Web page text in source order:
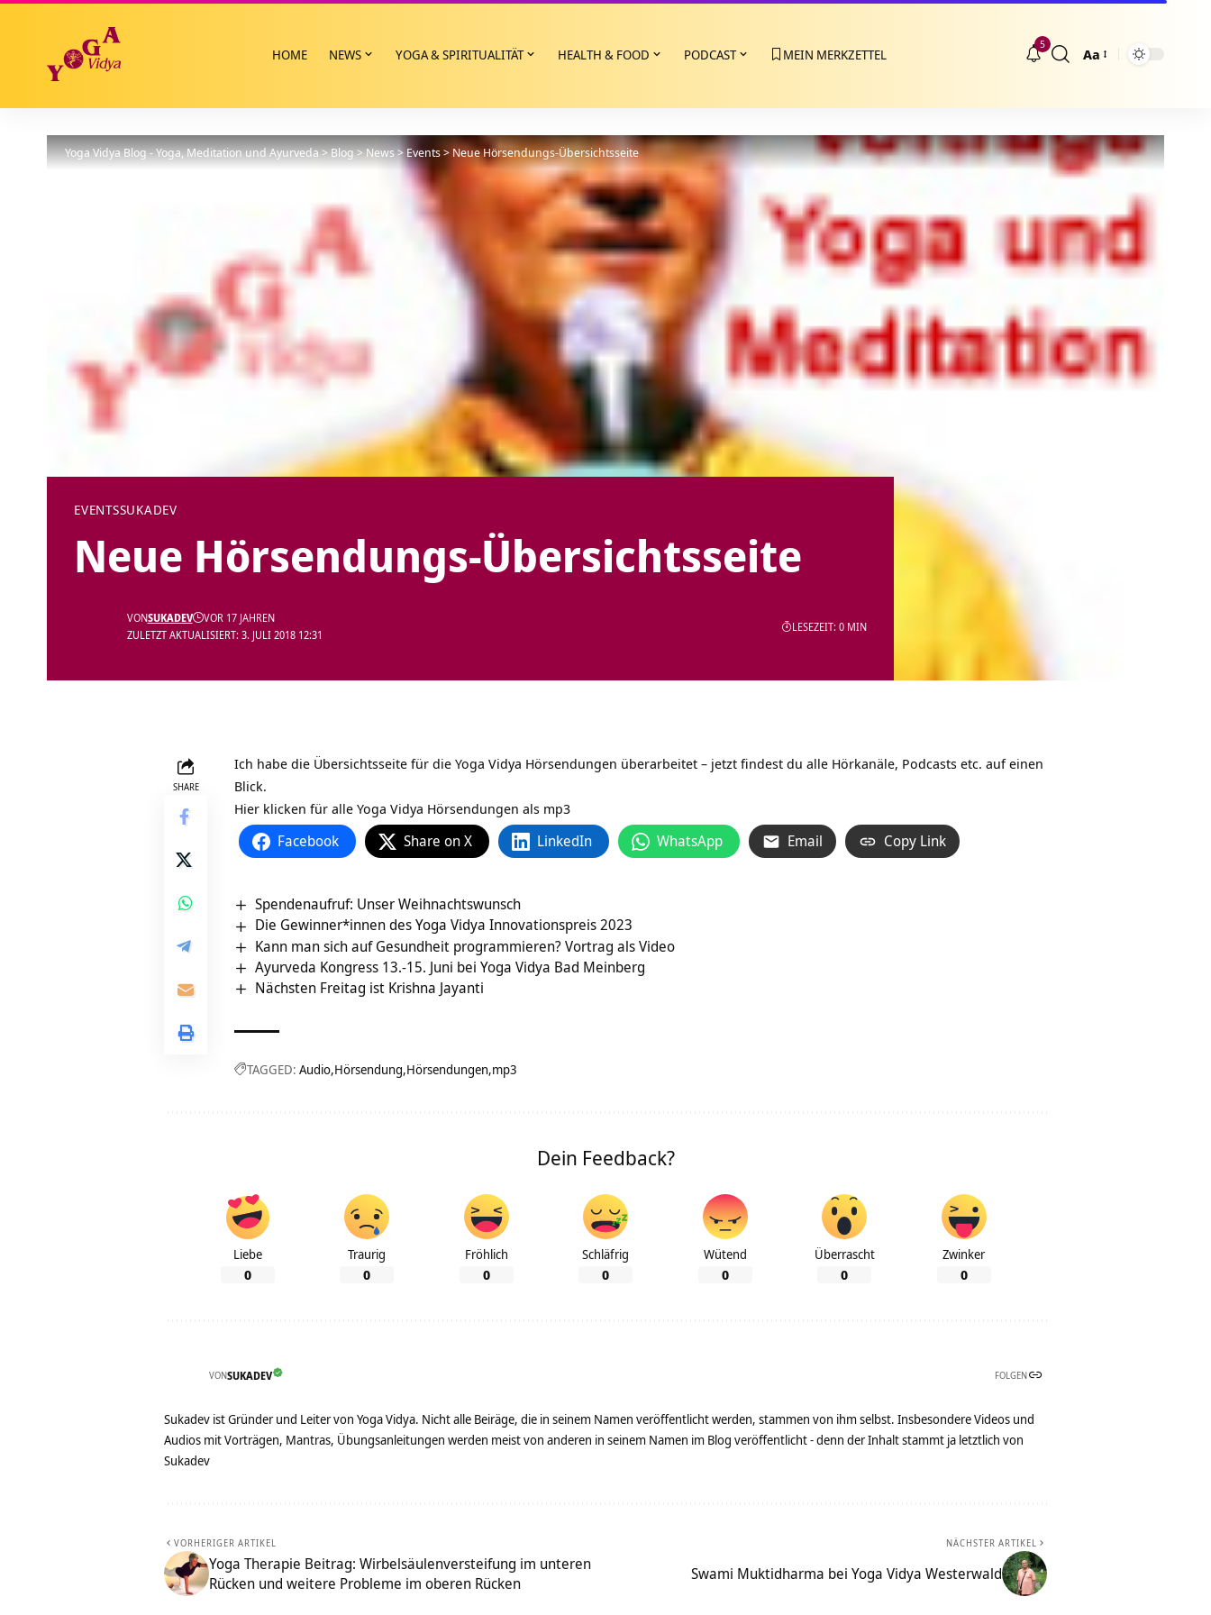
HOME NEWS YOGA & SPIRITUALITÄT HEALTH & FOOD PODCAST MEIN MERKZETTEL
5
Größenänderung
Aa
Yoga Vidya Blog - Yoga, Meditation und Ayurveda>Blog>News>Events> Neue Hörsendungs-Übersichtsseite
EVENTSSUKADEV
Neue Hörsendungs-Übersichtsseite
ZULETZT AKTUALISIERT: 3. JULI 2018 12:31
VONSUKADEV VOR 17 JAHREN
LESEZEIT: 0 MIN
SHARE
Ich habe die Übersichtsseite für die Yoga Vidya Hörsendungen überarbeitet – jetzt findest du alle Hörkanäle, Podcasts etc. auf einen
Blick.
Hier klicken für alle Yoga Vidya Hörsendungen als mp3
Facebook Share on X LinkedIn WhatsApp Email Copy Link
Spendenaufruf: Unser Weihnachtswunsch
Die Gewinner*innen des Yoga Vidya Innovationspreis 2023
Kann man sich auf Gesundheit programmieren? Vortrag als Video
Ayurveda Kongress 13.-15. Juni bei Yoga Vidya Bad Meinberg
Nächsten Freitag ist Krishna Jayanti
TAGGED: Audio Hörsendung Hörsendungen mp3
Dein Feedback?
Liebe
0
Traurig
0
Fröhlich
0
Schläfrig
0
Wütend
0
Überrascht
0
Zwinker
0
VONSUKADEV FOLGEN
Sukadev ist Gründer und Leiter von Yoga Vidya. Nicht alle Beiräge, die in seinem Namen veröffentlicht werden, stammen von ihm selbst. Insbesondere Videos und
Audios mit Vorträgen, Mantras, Übungsanleitungen werden meist von anderen in seinem Namen im Blog veröffentlicht - denn der Inhalt stammt ja letztlich von
Sukadev
VORHERIGER ARTIKEL
Yoga Therapie Beitrag: Wirbelsäulenversteifung im unteren
Rücken und weitere Probleme im oberen Rücken
NÄCHSTER ARTIKEL
Swami Muktidharma bei Yoga Vidya Westerwald